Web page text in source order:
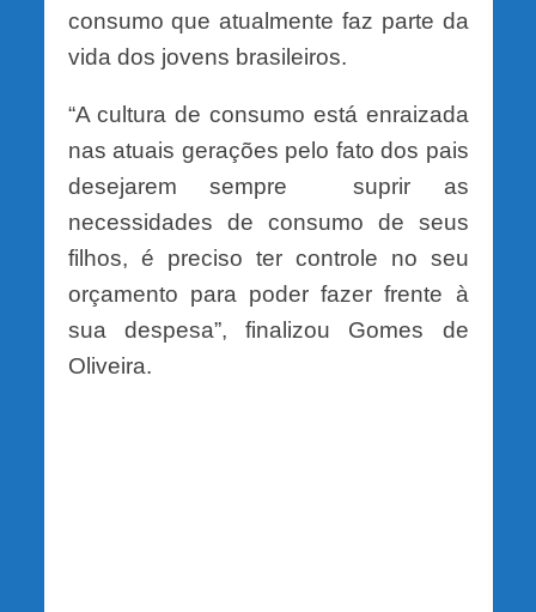
consumo que atualmente faz parte da
vida dos jovens brasileiros.
“A cultura de consumo está enraizada
nas atuais gerações pelo fato dos pais
desejarem sempre suprir as
necessidades de consumo de seus
filhos, é preciso ter controle no seu
orçamento para poder fazer frente à
sua despesa”, finalizou Gomes de
Oliveira.